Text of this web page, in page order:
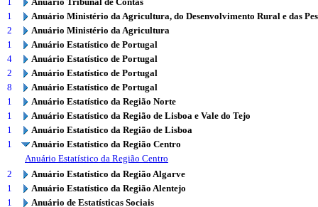
1
Anuário Ministério da Agricultura, do Desenvolvimento Rural e das
2
Anuário Ministério da Agricultura
1
Anuário Estatístico de Portugal
4
Anuário Estatístico de Portugal
2
Anuário Estatístico de Portugal
8
Anuário Estatístico de Portugal
1
Anuário Estatístico da Região Norte
1
Anuário Estatístico da Região de Lisboa e Vale do Tejo
1
Anuário Estatístico da Região de Lisboa
1
Anuário Estatístico da Região Centro
Anuário Estatístico da Região Centro
2
Anuário Estatístico da Região Algarve
1
Anuário Estatístico da Região Alentejo
1
Anuário de Estatísticas Sociais